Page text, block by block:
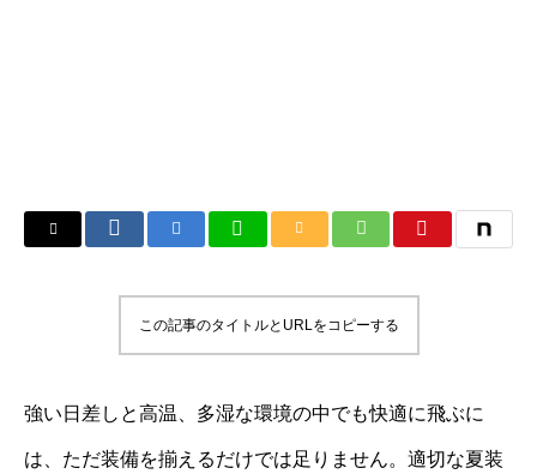
この記事のタイトルとURLをコピーする
強い日差しと高温、多湿な環境の中でも快適に飛ぶに
は、ただ装備を揃えるだけでは足りません。適切な夏装